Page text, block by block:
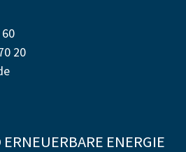
20
ENERGIE